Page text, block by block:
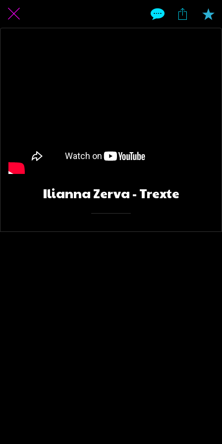
Ilianna Zerva - Trexte